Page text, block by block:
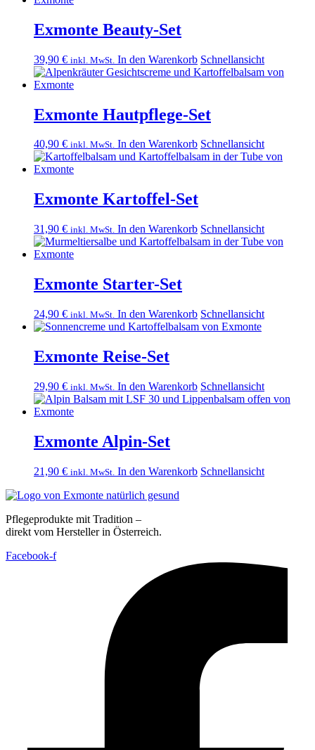
Exmonte Beauty-Set
39,90 € inkl. MwSt. In den Warenkorb Schnellansicht
Exmonte Hautpflege-Set
40,90 € inkl. MwSt. In den Warenkorb Schnellansicht
Exmonte Kartoffel-Set
31,90 € inkl. MwSt. In den Warenkorb Schnellansicht
Exmonte Starter-Set
24,90 € inkl. MwSt. In den Warenkorb Schnellansicht
Exmonte Reise-Set
29,90 € inkl. MwSt. In den Warenkorb Schnellansicht
Exmonte Alpin-Set
21,90 € inkl. MwSt. In den Warenkorb Schnellansicht
Pflegeprodukte mit Tradition –
direkt vom Hersteller in Österreich.
Facebook-f